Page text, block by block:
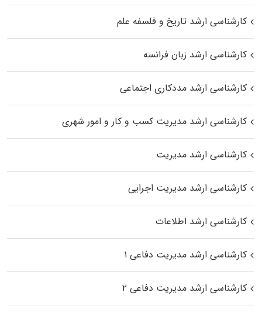
کارشناسی ارشد تاریخ و فلسفه علم
کارشناسی ارشد زبان فرانسه
کارشناسی ارشد مددکاری اجتماعی
کارشناسی ارشد مدیریت کسب و کار و امور شهری
کارشناسی ارشد مدیریت
کارشناسی ارشد مدیریت اجرایی
کارشناسی ارشد اطلاعات
کارشناسی ارشد مدیریت دفاعی ۱
کارشناسی ارشد مدیریت دفاعی ۲